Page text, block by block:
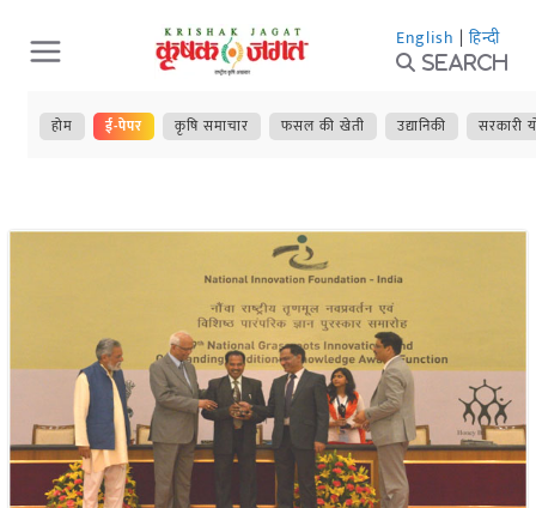
Skip
to
content
English | हिन्दी
Search
होम ई-पेपर कृषि समाचार फसल की खेती उद्यानिकी सरकारी